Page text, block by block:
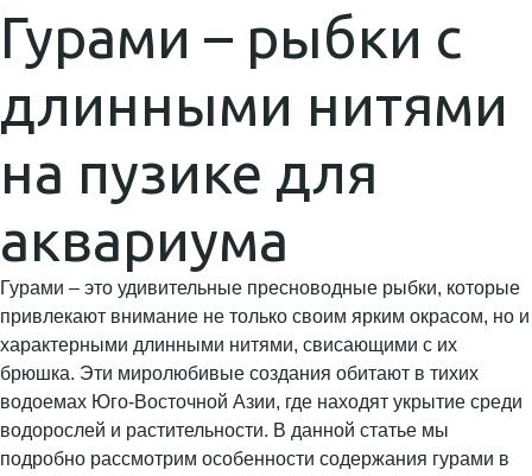
Гурами – рыбки с
длинными нитями
на пузике для
аквариума
Гурами – это удивительные пресноводные рыбки, которые
привлекают внимание не только своим ярким окрасом, но и
характерными длинными нитями, свисающими с их
брюшка. Эти миролюбивые создания обитают в тихих
водоемах Юго-Восточной Азии, где находят укрытие среди
водорослей и растительности. В данной статье мы
подробно рассмотрим особенности содержания гурами в